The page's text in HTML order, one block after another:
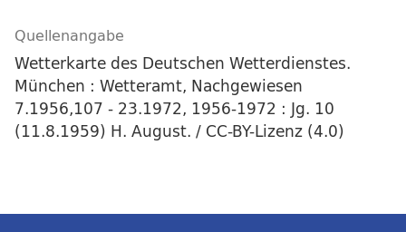
Quellenangabe
Wetterkarte des Deutschen Wetterdienstes.
München : Wetteramt, Nachgewiesen
7.1956,107 - 23.1972, 1956-1972 : Jg. 10
(11.8.1959) H. August. / CC-BY-Lizenz (4.0)